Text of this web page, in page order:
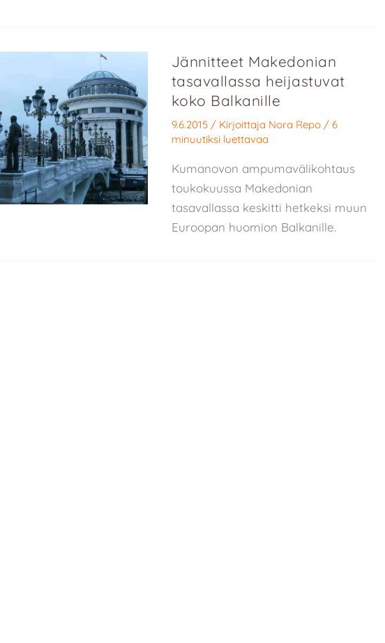
Jännitteet Makedonian
tasavallassa heijastuvat
koko Balkanille
9.6.2015 / Kirjoittaja Nora Repo/ 6
minuutiksi luettavaa
Kumanovon ampumavälikohtaus
toukokuussa Makedonian
tasavallassa keskitti hetkeksi muun
Euroopan huomion Balkanille.